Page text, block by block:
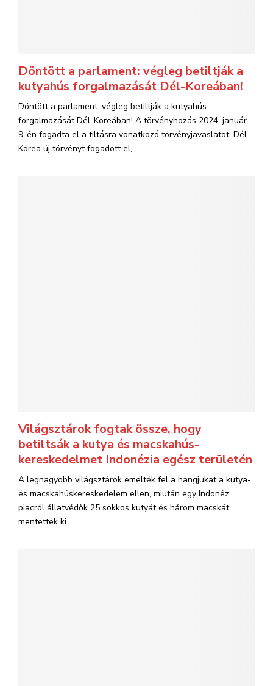
Döntött a parlament: végleg betiltják a
kutyahús forgalmazását Dél-Koreában!
Döntött a parlament: végleg betiltják a kutyahús
forgalmazását Dél-Koreában! A törvényhozás 2024. január
9-én fogadta el a tiltásra vonatkozó törvényjavaslatot. Dél-
Korea új törvényt fogadott el,...
Világsztárok fogtak össze, hogy
betiltsák a kutya és macskahús-
kereskedelmet Indonézia egész területén
A legnagyobb világsztárok emelték fel a hangjukat a kutya-
és macskahúskereskedelem ellen, miután egy Indonéz
piacról állatvédők 25 sokkos kutyát és három macskát
mentettek ki....